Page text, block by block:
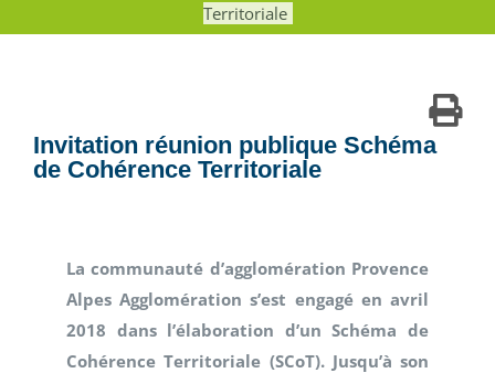
Territoriale
Invitation réunion publique Schéma
de Cohérence Territoriale
La communauté d’agglomération Provence
Alpes Agglomération s’est engagé en avril
2018 dans l’élaboration d’un Schéma de
Cohérence Territoriale (SCoT). Jusqu’à son